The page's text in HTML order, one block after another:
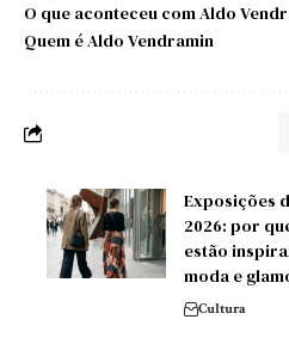
O que aconteceu com Aldo
Quem é Aldo Vendramin
Exposições
2026: por
estão
moda e
Cultura